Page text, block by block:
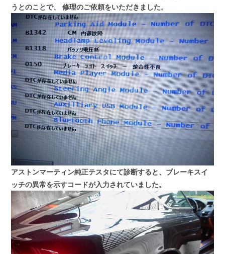
うとのことで、
修理のご依頼をいただきました。
アストンマーティン純正テスタにて診断すると、ブレーキスイ
ッチの異常を示すコードが入力されていました。